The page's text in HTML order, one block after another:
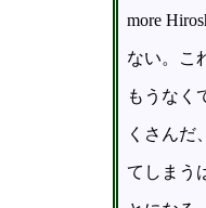
more
ない。こ
もうなく
くさんだ
てしまう